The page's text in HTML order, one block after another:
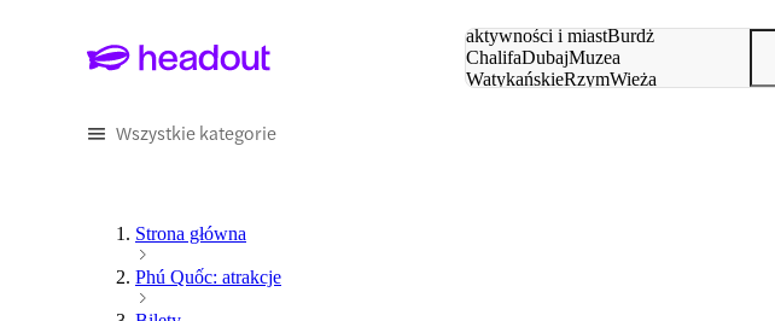
aktywności i miastBurdż
ChalifaDubajMuzea
WatykańskieRzymWieża
Wszystkie kategorie
Strona główna
Phú Quốc: atrakcje